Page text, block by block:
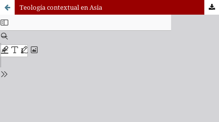
Teología contextual en Asia